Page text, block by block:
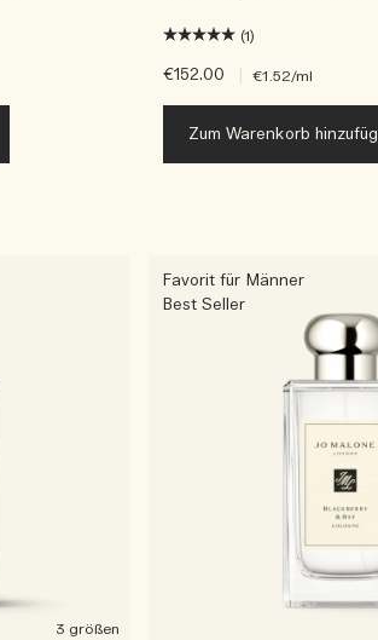
(1)
€152.00 €1.52/ml
Zum Warenkorb
3 größen
Favorit für Männer
Best Seller